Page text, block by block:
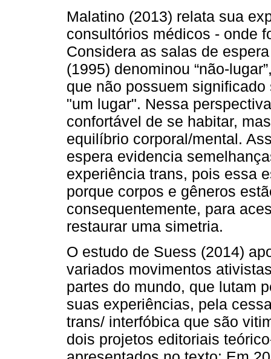
Malatino (2013) relata sua
consultórios médicos - onde
Considera as salas de
(1995) denominou “não-
que não possuem
"um lugar". Nessa
confortável de se habitar,
equilíbrio corporal/mental.
espera evidencia
experiência trans, pois essa
porque corpos e gêneros
consequentemente, para
restaurar uma simetria.
O estudo de Suess (2014)
variados movimentos
partes do mundo, que lutam
suas experiências, pela
trans/ interfóbica que são
dois projetos editoriais